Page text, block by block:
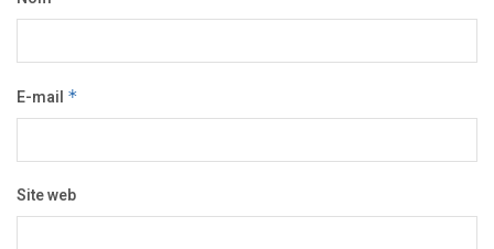
E-mail *
Site web